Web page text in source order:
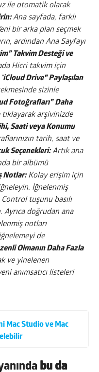
ile otomatik olarak
Ana sayfada, farklı
bir arka plan seçmek
ardından Ana Sayfayı
Takvim Desteği ve
Hicri takvim için
iCloud Drive” Paylaşılan
sizinle
Fotoğrafları” Daha
arşivinizde
Saati veya Konumu
tarih, saat ve
Seçenekleri:Artık ana
bir albümü
Notlar:Kolay erişim için
İğnelenmiş
Control tuşunu basılı
Ayrıca doğrudan ana
notları
de
Olmanın Daha Fazla
ve yinelenen
anımsatıcı listeleri
Mac Studio ve Mac
bu da